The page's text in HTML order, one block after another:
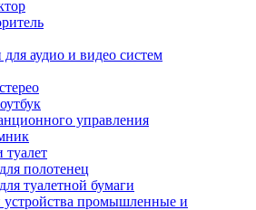
аудио и видео систем
управления
туалет
полотенец
туалетной бумаги
устройства промышленные и